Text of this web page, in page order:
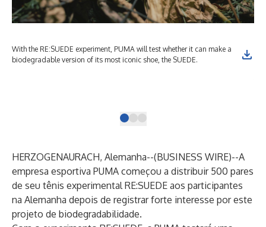
With the RE:SUEDE experiment, PUMA will test whether it can make a
biodegradable version of its most iconic shoe, the SUEDE.
HERZOGENAURACH, Alemanha--(BUSINESS WIRE)--A
empresa esportiva PUMA começou a distribuir 500 pares
de seu tênis experimental RE:SUEDE aos participantes
na Alemanha depois de registrar forte interesse por este
projeto de biodegradabilidade.